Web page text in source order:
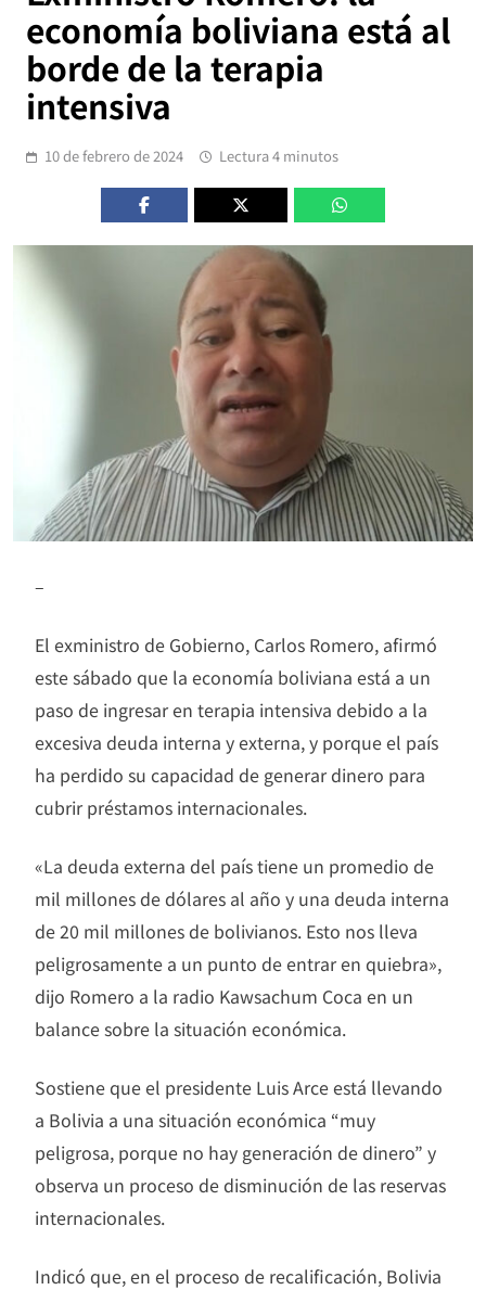
economía boliviana está al
borde de la terapia
intensiva
10 de febrero de 2024 Lectura 4 minutos
–
El exministro de Gobierno, Carlos Romero, afirmó
este sábado que la economía boliviana está a un
paso de ingresar en terapia intensiva debido a la
excesiva deuda interna y externa, y porque el país
ha perdido su capacidad de generar dinero para
cubrir préstamos internacionales.
«La deuda externa del país tiene un promedio de
mil millones de dólares al año y una deuda interna
de 20 mil millones de bolivianos. Esto nos lleva
peligrosamente a un punto de entrar en quiebra»,
dijo Romero a la radio Kawsachum Coca en un
balance sobre la situación económica.
Sostiene que el presidente Luis Arce está llevando
a Bolivia a una situación económica “muy
peligrosa, porque no hay generación de dinero” y
observa un proceso de disminución de las reservas
internacionales.
Indicó que, en el proceso de recalificación, Bolivia